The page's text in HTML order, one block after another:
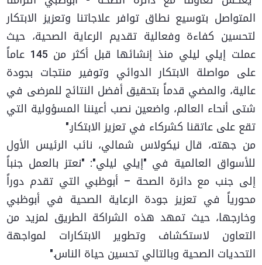
المتواصل بتوسيع نطاق توافر علاجاتنا وتعزيز الابتكار
لتحسين كفاءة وفعالية تقديم الرعاية الصحية، حيث
عملت إيلي ليلي منذ إنشائها قبل أكثر من 145 عاماً
على مواصلة الابتكار الدوائي وتوفير منتجات بجودة
عالية، والمضي قدماً بتحقيق أفضل النتائج للمرضى في
شتى أنحاء العالم، واضعين نصب أعيننا المسؤولية التي
تقع على عاتقنا كشركاء في تعزيز الابتكار."
من جهته، قال نيكولاس شمالي، نائب الرئيس الأول
للأسواق العالمية في "إيلي ليلي": "نعتز بالعمل جنباً
إلى جنب مع دائرة الصحة – أبوظبي التي تقدم دوراً
محورياً في تعزيز جودة الرعاية الصحية في أبوظبي
وخارجها، حيث تمهد هذه الشراكة الطريق لمزيد من
التعاون لاستكشاف وتطوير الابتكارات لمواجهة
التحديات الصحية وبالتالي تحسين حياة الناس."